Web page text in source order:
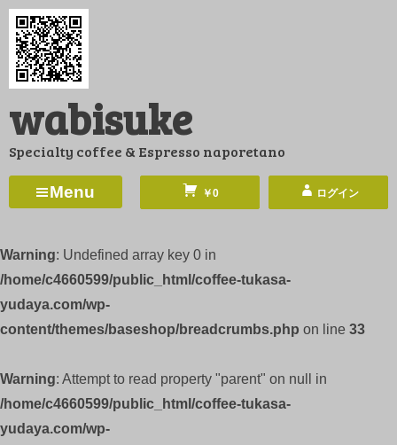
コ
ン
ツ
ス
ッ
wabisuke
Specialty coffee & Espresso naporetano
Menu ￥0 ログイン
Warning: Undefined array key 0 in
/home/c4660599/public_html/coffee-tukasa-
yudaya.com/wp-
content/themes/baseshop/breadcrumbs.php on line 33
Warning: Attempt to read property "parent" on null in
/home/c4660599/public_html/coffee-tukasa-
yudaya.com/wp-